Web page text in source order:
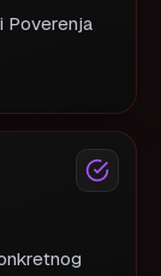
Poverenja